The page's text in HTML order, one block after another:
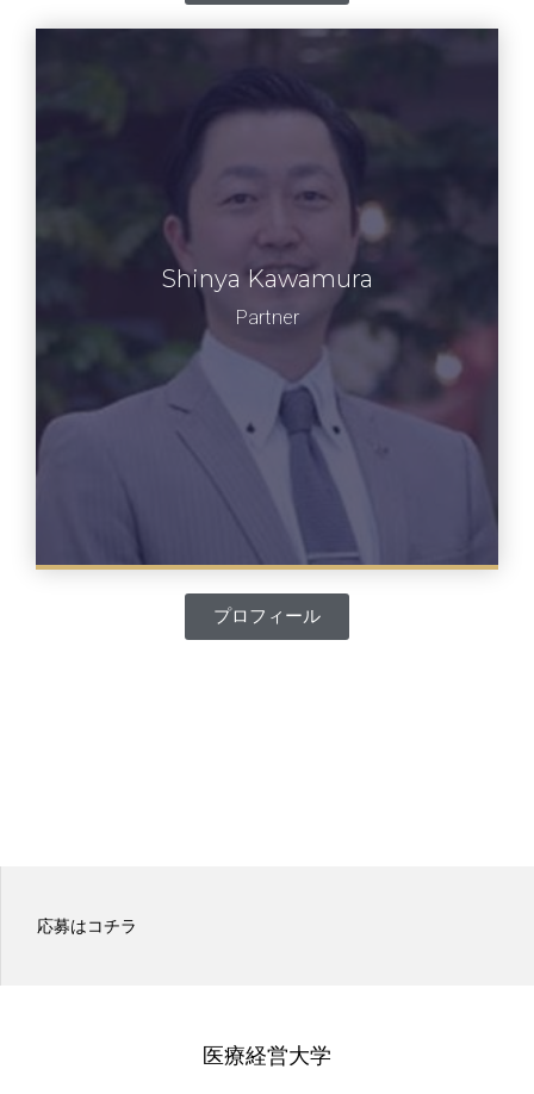
Shinya Kawamura
Partner
河村 伸哉
特別教員 Wevery!創設者
プロフィール
医療経営大学